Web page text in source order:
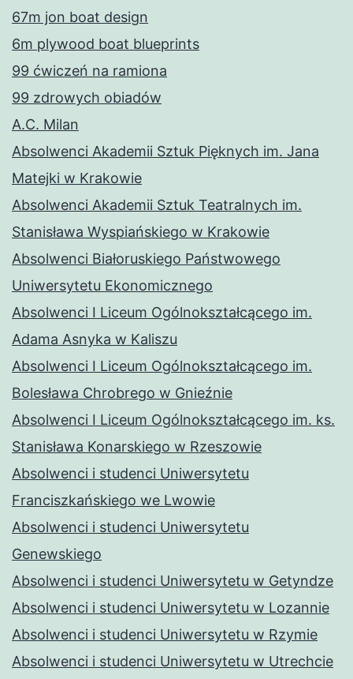
67m jon boat design
6m plywood boat blueprints
99 ćwiczeń na ramiona
99 zdrowych obiadów
A.C. Milan
Absolwenci Akademii Sztuk Pięknych im. Jana
Matejki w Krakowie
Absolwenci Akademii Sztuk Teatralnych im.
Stanisława Wyspiańskiego w Krakowie
Absolwenci Białoruskiego Państwowego
Uniwersytetu Ekonomicznego
Absolwenci I Liceum Ogólnokształcącego im.
Adama Asnyka w Kaliszu
Absolwenci I Liceum Ogólnokształcącego im.
Bolesława Chrobrego w Gnieźnie
Absolwenci I Liceum Ogólnokształcącego im. ks.
Stanisława Konarskiego w Rzeszowie
Absolwenci i studenci Uniwersytetu
Franciszkańskiego we Lwowie
Absolwenci i studenci Uniwersytetu
Genewskiego
Absolwenci i studenci Uniwersytetu w Getyndze
Absolwenci i studenci Uniwersytetu w Lozannie
Absolwenci i studenci Uniwersytetu w Rzymie
Absolwenci i studenci Uniwersytetu w Utrechcie